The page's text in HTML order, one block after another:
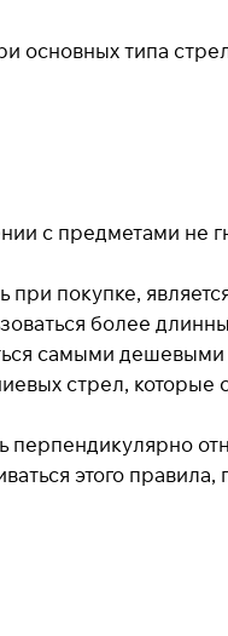
основных типа
с предметами не
покупке,
более
самыми
стрел,
перпендикулярно
этого